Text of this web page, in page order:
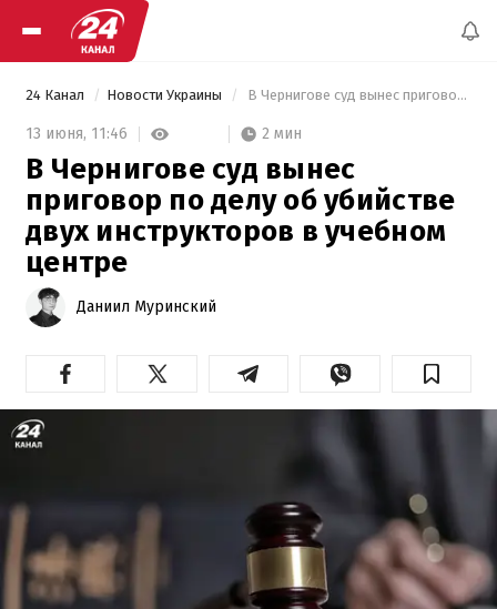
24 Канал Новости Украины В Чернигове суд вынес приговор по делу об убийстве двух инструкторов в учебном центре
13 июня, 11:46 2 мин
В Чернигове суд вынес
приговор по делу об убийстве
двух инструкторов в учебном
центре
Даниил Муринский